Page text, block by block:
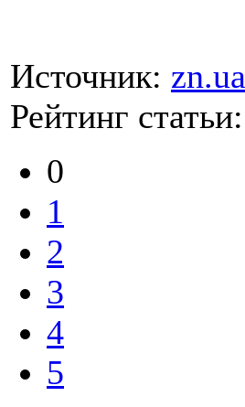
Источник: zn.ua
Рейтинг статьи:
0
1
2
3
4
5